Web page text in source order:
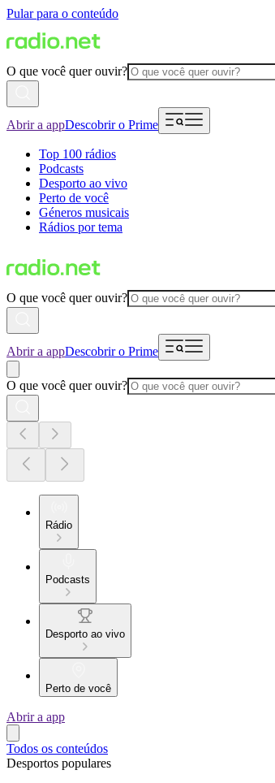
Pular para o conteúdo
O que você quer ouvir?
Abrir a appDescobrir o Prime
Top 100 rádios
Podcasts
Desporto ao vivo
Perto de você
Géneros musicais
Rádios por tema
O que você quer ouvir?
Abrir a appDescobrir o Prime
O que você quer ouvir?
Rádio
Podcasts
Desporto ao vivo
Perto de você
Abrir a app
Todos os conteúdos
Desportos populares